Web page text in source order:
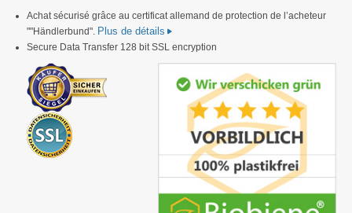
Achat sécurisé grâce au certificat allemand de protection de l’acheteur
""Händlerbund". Plus de détails
Secure Data Transfer 128 bit SSL encryption